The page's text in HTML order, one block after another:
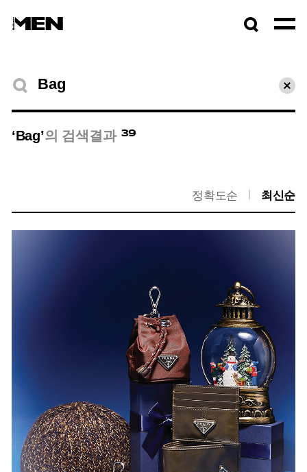
검색결과
초기
‘Bag’의 검색결과 39
정확도순 최신순